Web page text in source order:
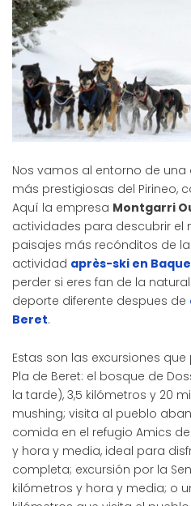
Nos vamos al entorno de
más prestigiosas del Pirineo,
Aquí la empresa Montgarri
actividades para descubrir el
paisajes más recónditos de la
actividad après-ski en
perder si eres fan de la
deporte diferente despues de
Beret.
Estas son las excursiones
Pla de Beret: el bosque de
la tarde), 3,5 kilómetros y 20
mushing; visita al pueblo
comida en el refugio Amics
y hora y media, ideal para
completa; excursión por la
kilómetros y hora y media; o